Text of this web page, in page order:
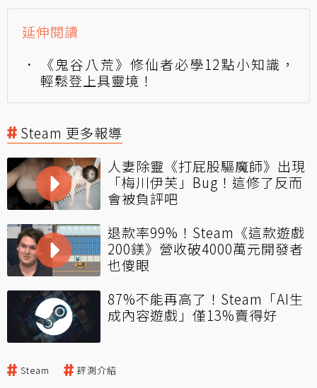
延伸閱讀
《鬼谷八荒》修仙者必學12點小知識，
輕鬆登上具靈境！
Steam 更多報導
人妻除靈《打屁股驅魔師》出現
「梅川伊芙」Bug！這修了反而
會被負評吧
退款率99%！Steam《這款遊戲
200鎂》營收破4000萬元開發者
也傻眼
87%不能再高了！Steam「AI生
成內容遊戲」僅13%賣得好
Steam 評測介紹